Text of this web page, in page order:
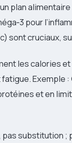
plan
pour
sont cruciaux,
les calories
Exemple
et en
substitution